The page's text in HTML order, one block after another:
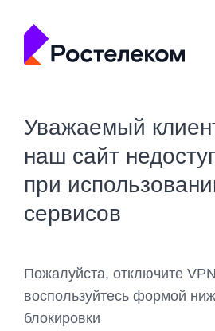
Уважаемый
наш сайт
при
сервисов
Пожалуйста, отключите
воспользуйтесь формой
блокировки